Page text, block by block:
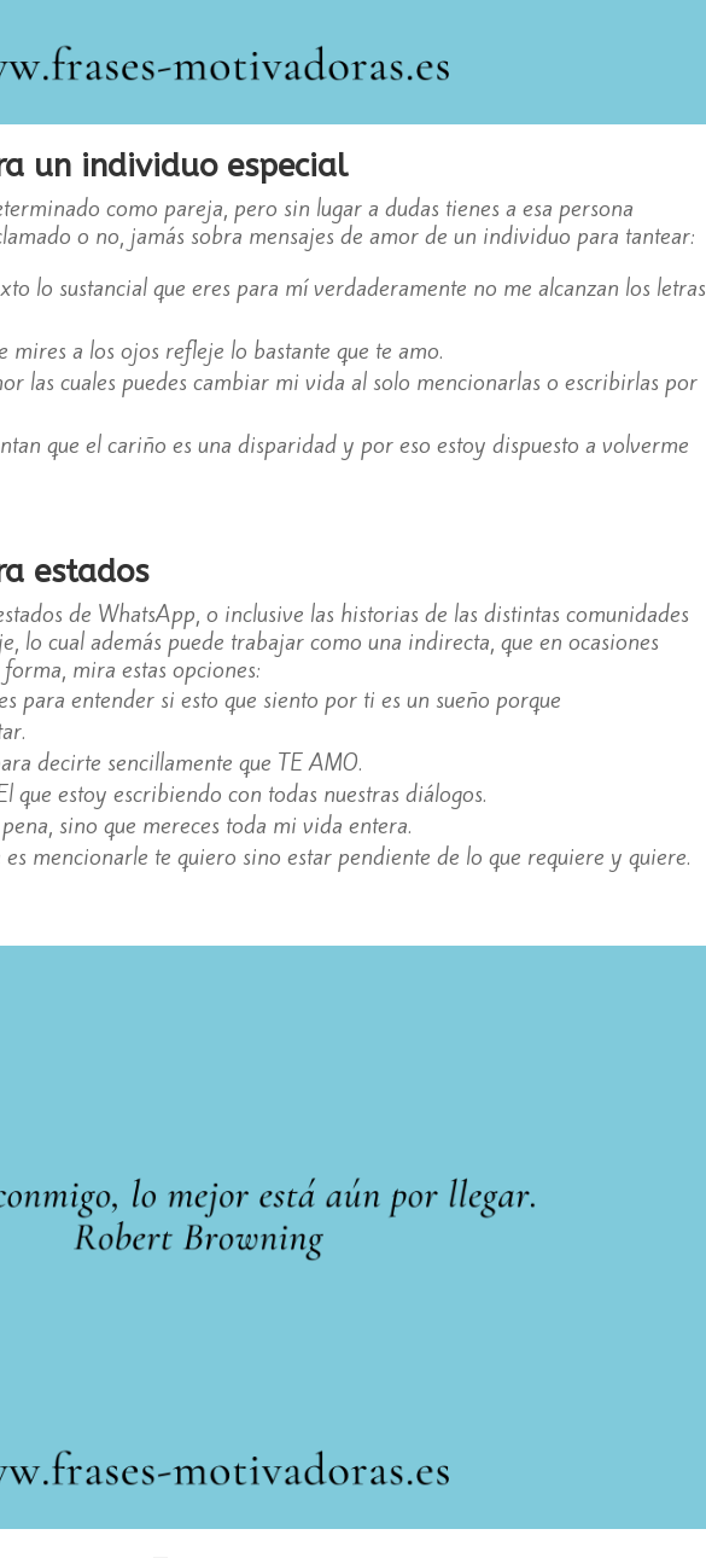
un individuo especial
como pareja, pero sin lugar a dudas tienes a esa persona
o no, jamás sobra mensajes de amor de un individuo para tantear:
lo sustancial que eres para mí verdaderamente no me alcanzan los letras
a los ojos refleje lo bastante que te amo.
las cuales puedes cambiar mi vida al solo mencionarlas o escribirlas por
que el cariño es una disparidad y por eso estoy dispuesto a volverme
estados
de WhatsApp, o inclusive las historias de las distintas comunidades
lo cual además puede trabajar como una indirecta, que en ocasiones
mira estas opciones:
para entender si esto que siento por ti es un sueño porque
decirte sencillamente que TE AMO.
que estoy escribiendo con todas nuestras diálogos.
sino que mereces toda mi vida entera.
mencionarle te quiero sino estar pendiente de lo que requiere y quiere.